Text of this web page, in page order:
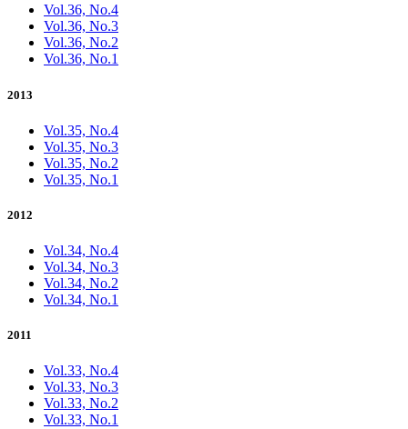
Vol.36, No.4
Vol.36, No.3
Vol.36, No.2
Vol.36, No.1
2013
Vol.35, No.4
Vol.35, No.3
Vol.35, No.2
Vol.35, No.1
2012
Vol.34, No.4
Vol.34, No.3
Vol.34, No.2
Vol.34, No.1
2011
Vol.33, No.4
Vol.33, No.3
Vol.33, No.2
Vol.33, No.1